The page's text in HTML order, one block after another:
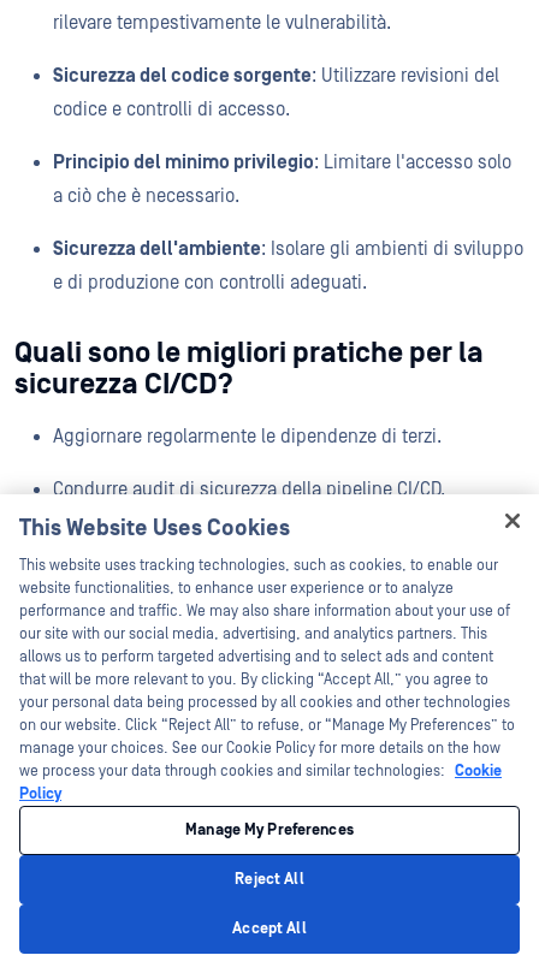
rilevare tempestivamente le vulnerabilità.
Sicurezza del codice sorgente: Utilizzare revisioni del
codice e controlli di accesso.
Principio del minimo privilegio: Limitare l'accesso solo
a ciò che è necessario.
Sicurezza dell'ambiente: Isolare gli ambienti di sviluppo
e di produzione con controlli adeguati.
Quali sono le migliori pratiche per la
sicurezza CI/CD?
Aggiornare regolarmente le dipendenze di terzi.
Condurre audit di sicurezza della pipeline CI/CD.
Monitorare la pipeline alla ricerca di minacce utilizzando
sistemi di registrazione e di allarme.
Dove la sicurezza CI/CD è più critica?
La sicurezza CI/CD è essenziale in aree quali:
DevSecOps
Test di sicurezza delle applicazioni
Container Sicurezza
This Website Uses Cookies
This website uses tracking technologies, such as cookies, to enable our
website functionalities, to enhance user experience or to analyze
performance and traffic. We may also share information about your use of
our site with our social media, advertising, and analytics partners. This
allows us to perform targeted advertising and to select ads and content
that will be more relevant to you. By clicking “Accept All,” you agree to
your personal data being processed by all cookies and other technologies
on our website. Click “Reject All” to refuse, or “Manage My Preferences” to
manage your choices. See our Cookie Policy for more details on the how
we process your data through cookies and similar technologies: Cookie
Policy
Manage My Preferences
Reject All
Accept All
Hey there!
I'm Ozzy, your OPSWAT virtual assistant.
How can I help you secure what's critical
today?